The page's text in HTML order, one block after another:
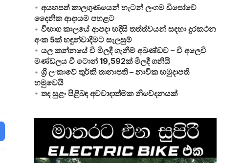
අයහපත් කාලගුණයෙන් හැටන් ලංගම ඩිපෝවේ
දෛනික ආදායම පහළට
විභාග කාලයේ ආපදා හදිසි තත්ත්වයන් සඳහා දුරකථන
අංක 5ක් හඳුන්වාදීමට සැලසුම්
යල කන්නයේ වී මිලදී ගැනීම් අඛණ්ඩව – වී අලෙවි
මණ්ඩලය වී ටොන් 19,592ක් මිලදී ගනියි
ශ්‍රී ලංකාවේ තුර්කි තානාපති – නාවික හමුදාපති
හමුවෙයි
තද සුළං පිළිබඳ අවවාදාත්මක නිවේදනයක්
Video
Player